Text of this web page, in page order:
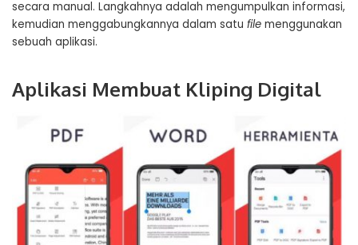
secara manual. Langkahnya adalah mengumpulkan informasi,
kemudian menggabungkannya dalam satu file menggunakan
sebuah aplikasi.
Aplikasi Membuat Kliping Digital